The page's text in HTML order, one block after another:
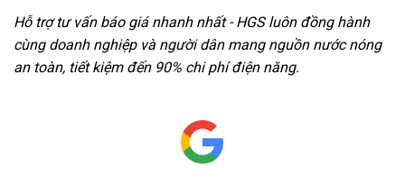
Hỗ trợ tư vấn báo giá nhanh nhất - HGS luôn đồng hành
cùng doanh nghiệp và người dân mang nguồn nước nóng
an toàn, tiết kiệm đến 90% chi phí điện năng.